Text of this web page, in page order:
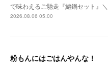
で味わえるご馳走『鱧鍋セット』
2026.08.06 05:00
粉もんにはごはんやんな！